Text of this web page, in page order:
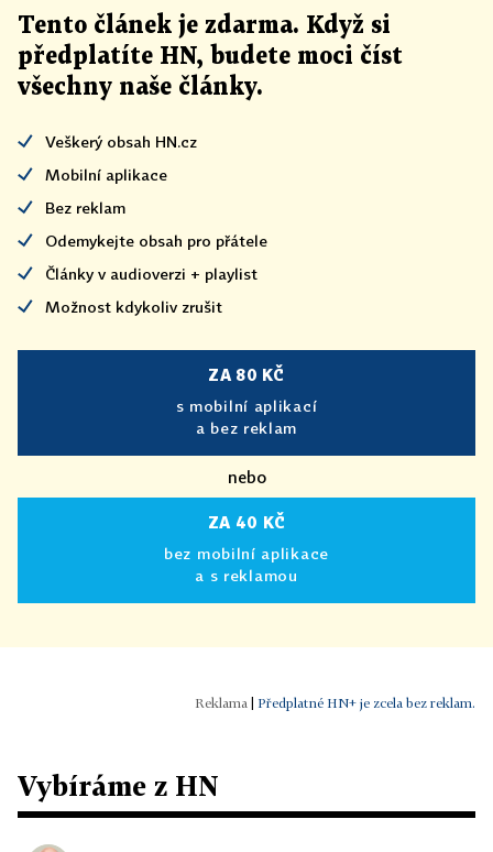
Tento článek je zdarma. Když si
předplatíte HN, budete moci číst
všechny naše články.
Veškerý obsah HN.cz
Mobilní aplikace
Bez reklam
Odemykejte obsah pro přátele
Články v audioverzi + playlist
Možnost kdykoliv zrušit
ZA 80 KČ
s mobilní aplikací
a bez reklam
nebo
ZA 40 KČ
bez mobilní aplikace
a s reklamou
| Předplatné HN+ je zcela bez reklam.
Vybíráme z HN